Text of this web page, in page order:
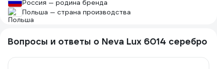
Россия — родина бренда
Польша — страна производства
Вопросы и ответы о Neva Lux 6014 серебро